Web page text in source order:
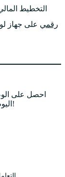
التخطيط
رقمي على جهاز
احصل على
Journey المجاني لجميع أجهزتك iOS و Android اليوم!